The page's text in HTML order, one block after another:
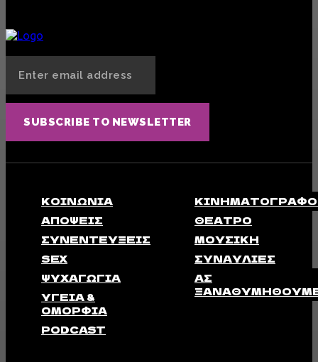
SUBSCRIBE TO NEWSLETTER
ΚΟΙΝΩΝΊΑ
ΑΠΟΨΕΙΣ
ΣΥΝΕΝΤΕΎΞΕΙΣ
SEX
ΨΥΧΑΓΩΓΊΑ
ΥΓΕΊΑ &
ΟΜΟΡΦΙΆ
PODCAST
ΘΈΑΤΡΟ
ΜΟΥΣΙΚΉ
ΣΥΝΑΥΛΊΕΣ
ΑΣ